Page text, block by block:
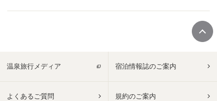
温泉旅行メディア 宿泊情報誌のご案内
よくあるご質問 規約のご案内